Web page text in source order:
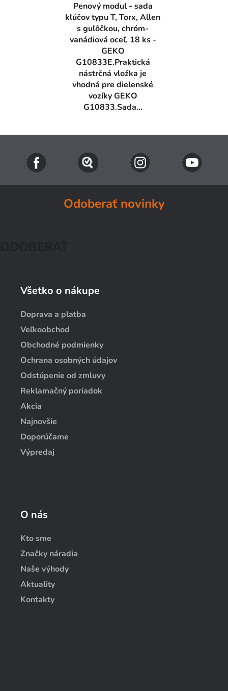
Penový modul - sada
kľúčov typu T, Torx, Allen
s guľôčkou, chróm-
vanádiová oceľ, 18 ks -
GEKO
G10833E.Praktická
nástrčná vložka je
vhodná pre dielenské
vozíky GEKO
G10833.Sada...
Odoberať novinky
Všetko o nákupe
Doprava a platba
Veľkoobchod
Obchodné podmienky
Ochrana osobných údajov
Odstúpenie od zmluvy
Reklamačný poriadok
Akcia
Najnovšie
Doporúčame
Výpredaj
O nás
Kto sme
Značky náradia
Naše výhody
Aktuality
Kontakty